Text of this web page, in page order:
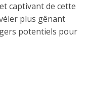
captivant de cette
plus gênant
potentiels pour